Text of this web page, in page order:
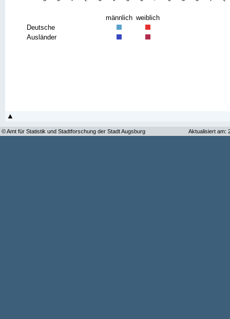
männlich weiblich
Deutsche
Ausländer
© Amt für Statistik und Stadtforschung der Stadt Augsburg Aktualisiert am: